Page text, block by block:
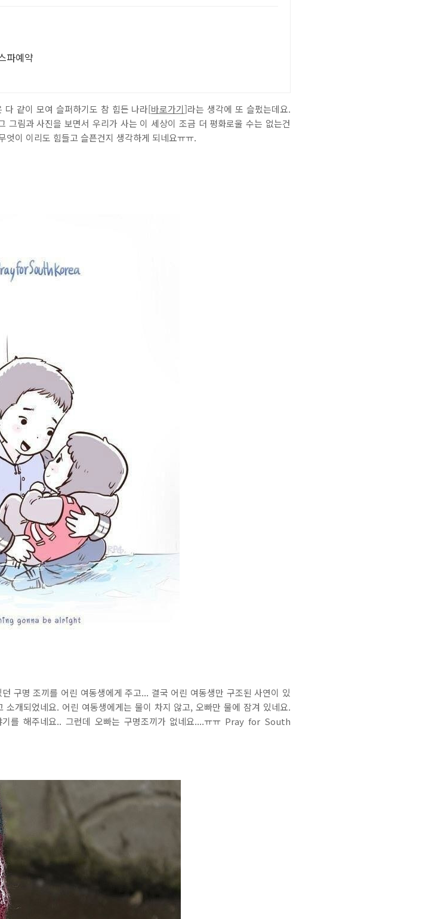
파예약
다 같이 모여 슬퍼하기도 참 힘든 나라[바로가기]라는 생각에 또 슬펐는데요.
그림과 사진을 보면서 우리가 사는 이 세상이 조금 더 평화로울 수는 없는건
이 이리도 힘들고 슬픈건지 생각하게 되네요ㅠㅠ.
구명 조끼를 어린 여동생에게 주고... 결국 어린 여동생만 구조된 사연이 있
개되었네요. 어린 여동생에게는 물이 차지 않고, 오빠만 물에 잠겨 있네요.
를 해주네요.. 그런데 오빠는 구명조끼가 없네요....ㅠㅠ Pray for South